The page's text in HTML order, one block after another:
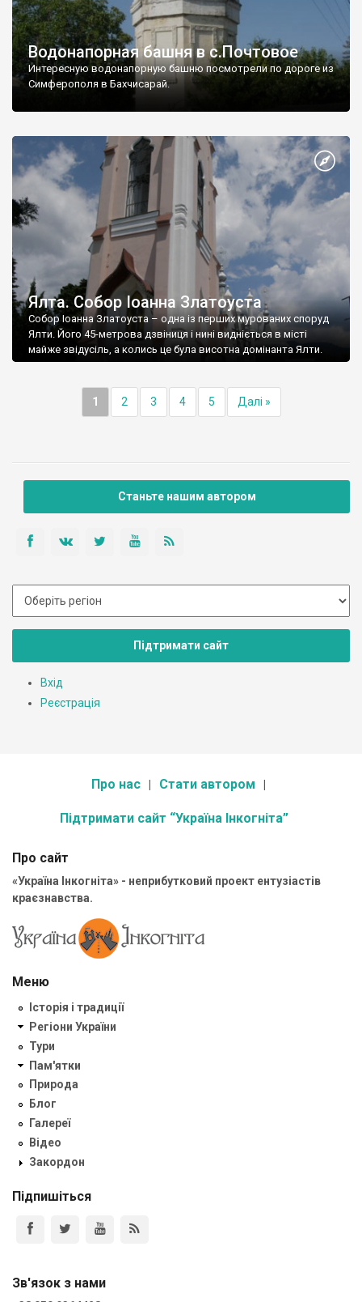
Водонапорная башня в с.Почтовое
Интересную водонапорную башню посмотрели по дороге из
Симферополя в Бахчисарай.
Ялта. Собор Іоанна Златоуста
Собор Іоанна Златоуста – одна із перших мурованих споруд
Ялти. Його 45-метрова дзвіниця і нині видніється в місті
майже звідусіль, а колись це була висотна домінанта Ялти.
1 2 3 4 5 Далі »
Станьте нашим автором
Підтримати сайт
Вхід
Реєстрація
Про нас Стати автором
Підтримати сайт “Україна Інкогніта”
Про сайт
«Україна Інкогніта» - неприбутковий проект ентузіастів
краєзнавства.
Меню
Історія і традиції
Регіони України
Тури
Пам'ятки
Природа
Блог
Галереї
Відео
Закордон
Підпишіться
Зв'язок з нами